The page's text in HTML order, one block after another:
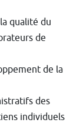
qualité du
de
de la
des
individuels